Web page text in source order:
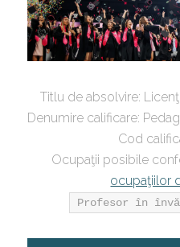
Titlu de absolvire:
Denumire calificare:
Cod
Ocupaţii posibile
ocupaţiilor
Profesor în